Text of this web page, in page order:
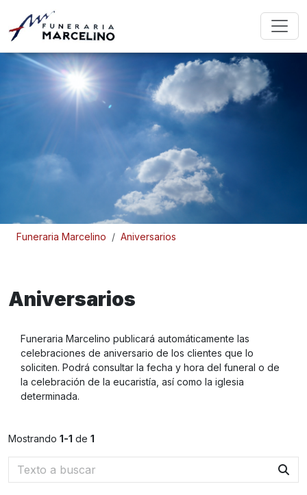
Funeraria Marcelino Aniversarios
Aniversarios
Funeraria Marcelino publicará automáticamente las
celebraciones de aniversario de los clientes que lo
soliciten. Podrá consultar la fecha y hora del funeral o de
la celebración de la eucaristía, así como la iglesia
determinada.
Mostrando 1-1 de 1